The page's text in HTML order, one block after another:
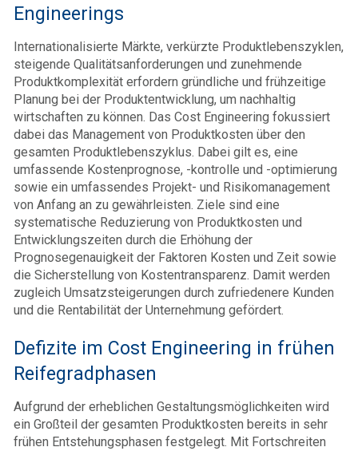
Engineerings
Internationalisierte Märkte, verkürzte Produktlebenszyklen,
steigende Qualitätsanforderungen und zunehmende
Produktkomplexität erfordern gründliche und frühzeitige
Planung bei der Produktentwicklung, um nachhaltig
wirtschaften zu können. Das Cost Engineering fokussiert
dabei das Management von Produktkosten über den
gesamten Produktlebenszyklus. Dabei gilt es, eine
umfassende Kostenprognose, -kontrolle und -optimierung
sowie ein umfassendes Projekt- und Risikomanagement
von Anfang an zu gewährleisten. Ziele sind eine
systematische Reduzierung von Produktkosten und
Entwicklungszeiten durch die Erhöhung der
Prognosegenauigkeit der Faktoren Kosten und Zeit sowie
die Sicherstellung von Kostentransparenz. Damit werden
zugleich Umsatzsteigerungen durch zufriedenere Kunden
und die Rentabilität der Unternehmung gefördert.
Defizite im Cost Engineering in frühen
Reifegradphasen
Aufgrund der erheblichen Gestaltungsmöglichkeiten wird
ein Großteil der gesamten Produktkosten bereits in sehr
frühen Entstehungsphasen festgelegt. Mit Fortschreiten